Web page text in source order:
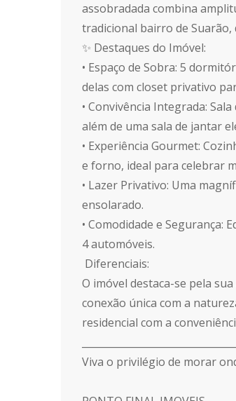
assobradada combina
tradicional bairro de
✨ Destaques do Imóvel:
• Espaço de Sobra: 5
delas com closet privativo
• Convivência Integrada:
além de uma sala de jantar
• Experiência Gourmet:
e forno, ideal para celebrar
• Lazer Privativo: Uma
ensolarado.
• Comodidade e Segurança:
4 automóveis.
️ Diferenciais:
O imóvel destaca-se pela
conexão única com a
residencial com a
Viva o privilégio de morar